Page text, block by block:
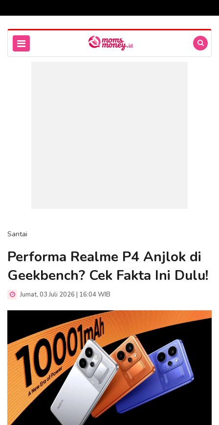
Santai
Performa Realme P4 Anjlok di
Geekbench? Cek Fakta Ini Dulu!
Jumat, 03 Juli 2026 | 16:04 WIB